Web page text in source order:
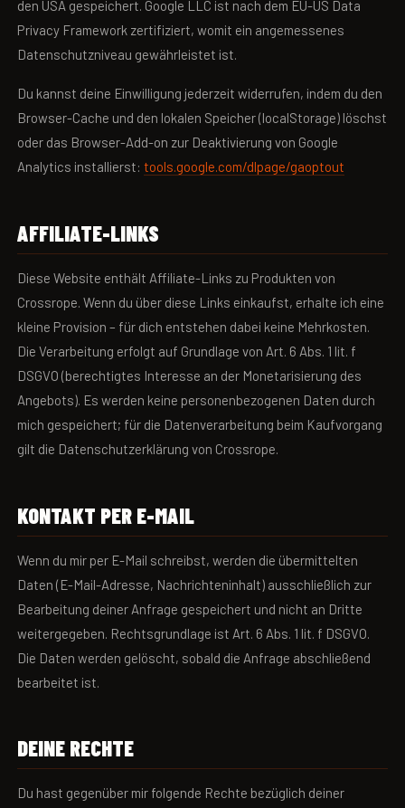
den USA gespeichert. Google LLC ist nach dem EU-US Data
Privacy Framework zertifiziert, womit ein angemessenes
Datenschutzniveau gewährleistet ist.
Du kannst deine Einwilligung jederzeit widerrufen, indem du den
Browser-Cache und den lokalen Speicher (localStorage) löschst
oder das Browser-Add-on zur Deaktivierung von Google
Analytics installierst:tools.google.com/dlpage/gaoptout
AFFILIATE-LINKS
Diese Website enthält Affiliate-Links zu Produkten von
Crossrope. Wenn du über diese Links einkaufst, erhalte ich eine
kleine Provision – für dich entstehen dabei keine Mehrkosten.
Die Verarbeitung erfolgt auf Grundlage von Art. 6 Abs. 1 lit. f
DSGVO (berechtigtes Interesse an der Monetarisierung des
Angebots). Es werden keine personenbezogenen Daten durch
mich gespeichert; für die Datenverarbeitung beim Kaufvorgang
gilt die Datenschutzerklärung von Crossrope.
KONTAKT PER E-MAIL
Wenn du mir per E-Mail schreibst, werden die übermittelten
Daten (E-Mail-Adresse, Nachrichteninhalt) ausschließlich zur
Bearbeitung deiner Anfrage gespeichert und nicht an Dritte
weitergegeben. Rechtsgrundlage ist Art. 6 Abs. 1 lit. f DSGVO.
Die Daten werden gelöscht, sobald die Anfrage abschließend
bearbeitet ist.
DEINE RECHTE
Du hast gegenüber mir folgende Rechte bezüglich deiner